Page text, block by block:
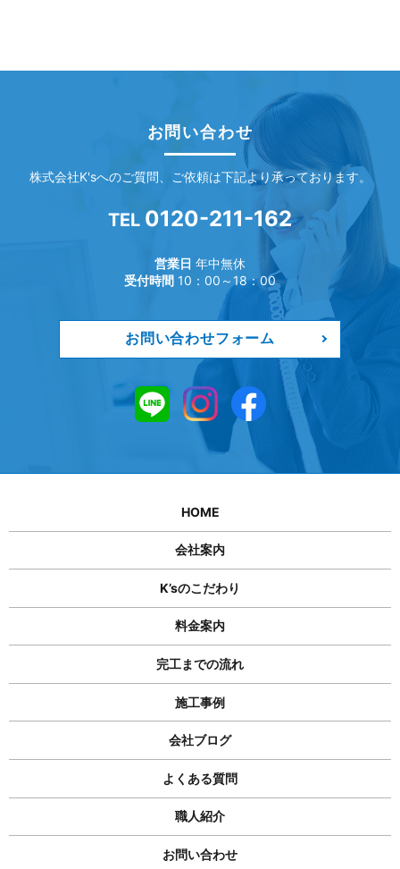
お問い合わせ
株式会社K'sへのご質問、ご依頼は下記より承っております。
TEL 0120-211-162
営業日 年中無休
受付時間 10：00～18：00
お問い合わせフォーム
HOME
会社案内
K’sのこだわり
料金案内
完工までの流れ
施工事例
会社ブログ
よくある質問
職人紹介
お問い合わせ